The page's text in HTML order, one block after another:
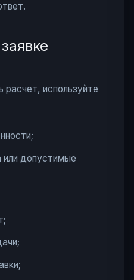
используйте
или допустимые